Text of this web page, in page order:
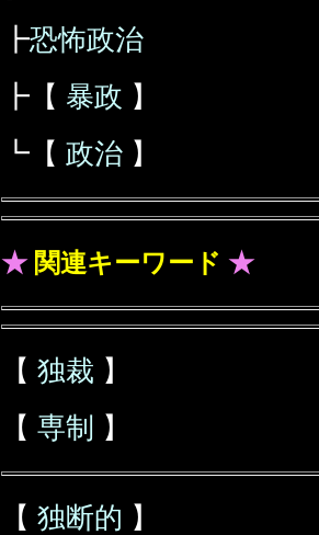
┣恐怖政治
┣【 暴政 】
┗【 政治 】
★ 関連キーワード ★
【 独裁 】
【 専制 】
【 独断的 】